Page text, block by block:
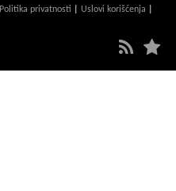
Politika privatnosti Uslovi korišćenja